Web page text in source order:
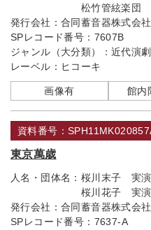
松竹管絃楽団
発行会社： 合同蓄音器株式会社
SPレコード番号： 7607B
ジャンル（大分類）： 近代演
レーベル： ヒコーキ
画像有 館内
資料番号：
東京萬歳
人名・団体名： 桜川末子 実
桜川花子 実
発行会社： 合同蓄音器株式会社
SPレコード番号： 7637-A